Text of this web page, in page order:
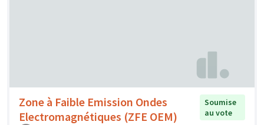
Zone à Faible Emission Ondes
Electromagnétiques (ZFE OEM)
Soumise
au vote